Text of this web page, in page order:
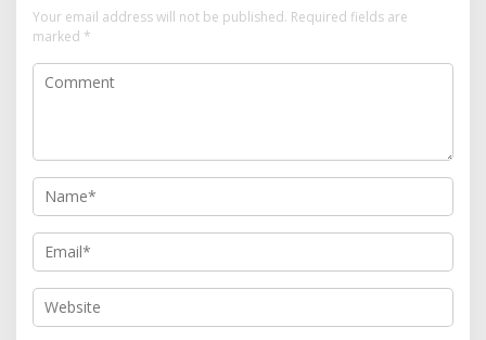
Your email address will not be published. Required fields are
marked *